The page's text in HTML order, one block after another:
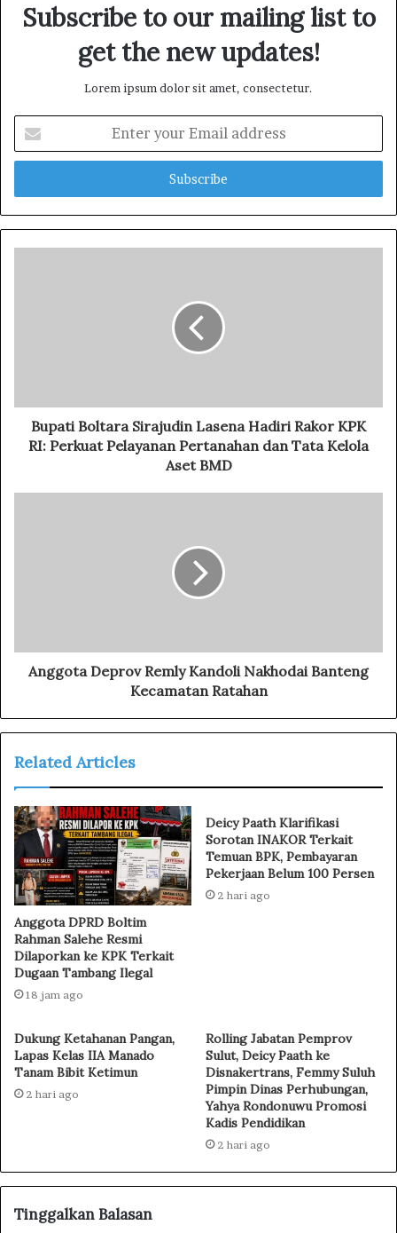
Subscribe to our mailing list to
get the new updates!
Lorem ipsum dolor sit amet, consectetur.
t
r
y
s
Bupati Boltara Sirajudin Lasena Hadiri Rakor KPK
RI: Perkuat Pelayanan Pertanahan dan Tata Kelola
Aset BMD
Anggota Deprov Remly Kandoli Nakhodai Banteng
Kecamatan Ratahan
Related Articles
Anggota DPRD Boltim
Rahman Salehe Resmi
Dilaporkan ke KPK Terkait
Dugaan Tambang Ilegal
18 jam ago
Deicy Paath Klarifikasi
Sorotan INAKOR Terkait
Temuan BPK, Pembayaran
Pekerjaan Belum 100 Persen
2 hari ago
Dukung Ketahanan Pangan,
Lapas Kelas IIA Manado
Tanam Bibit Ketimun
2 hari ago
Rolling Jabatan Pemprov
Sulut, Deicy Paath ke
Disnakertrans, Femmy Suluh
Pimpin Dinas Perhubungan,
Yahya Rondonuwu Promosi
Kadis Pendidikan
2 hari ago
Tinggalkan Balasan